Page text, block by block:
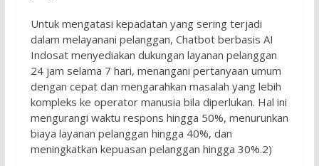
Untuk mengatasi kepadatan yang sering terjadi
dalam melayanani pelanggan, Chatbot berbasis AI
Indosat menyediakan dukungan layanan pelanggan
24 jam selama 7 hari, menangani pertanyaan umum
dengan cepat dan mengarahkan masalah yang lebih
kompleks ke operator manusia bila diperlukan. Hal ini
mengurangi waktu respons hingga 50%, menurunkan
biaya layanan pelanggan hingga 40%, dan
meningkatkan kepuasan pelanggan hingga 30%.2)